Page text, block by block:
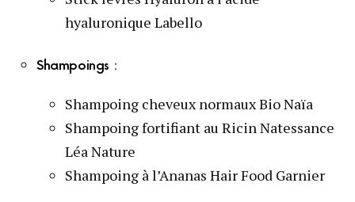
hyaluronique Labello
Shampoings :
Shampoing cheveux normaux Bio Naïa
Shampoing fortifiant au Ricin Natessance
Léa Nature
Shampoing à l’Ananas Hair Food Garnier